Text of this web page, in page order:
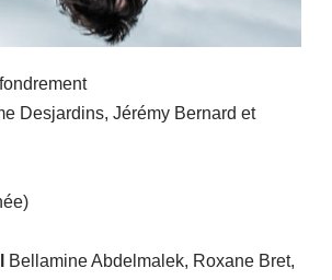
Desjardins, Jérémy Bernard et
Bellamine Abdelmalek, Roxane Bret,